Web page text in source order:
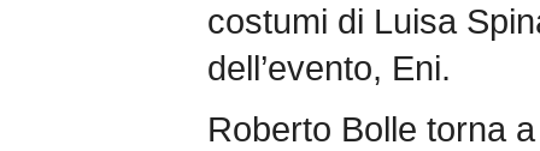
costumi di Luisa
dell’evento, Eni.
Roberto Bolle torna